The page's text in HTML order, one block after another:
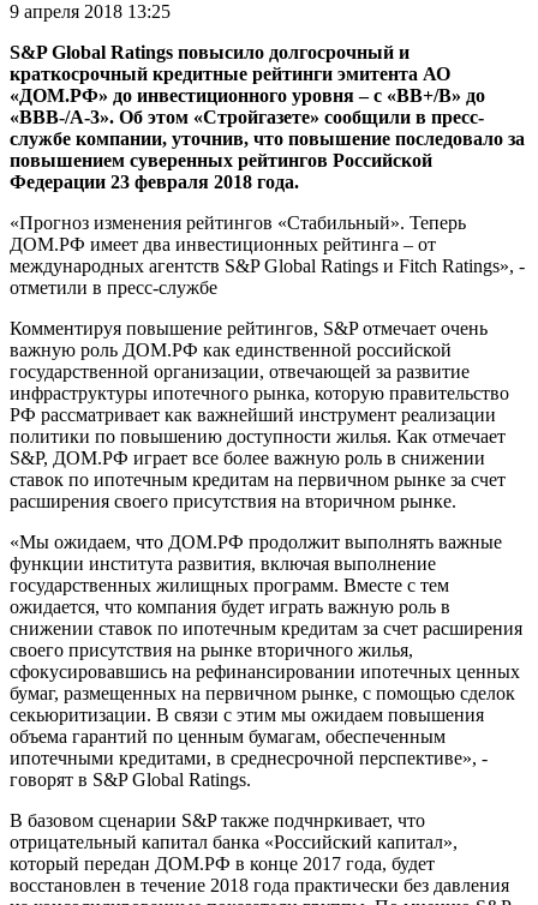
9 апреля 2018 13:25
S&P Global Ratings повысило долгосрочный и
краткосрочный кредитные рейтинги эмитента АО
«ДОМ.РФ» до инвестиционного уровня – с «BB+/B» до
«BBB-/A-3». Об этом «Стройгазете» сообщили в пресс-
службе компании, уточнив, что повышение последовало за
повышением суверенных рейтингов Российской
Федерации 23 февраля 2018 года.
«Прогноз изменения рейтингов «Стабильный». Теперь
ДОМ.РФ имеет два инвестиционных рейтинга – от
международных агентств S&P Global Ratings и Fitch Ratings», -
отметили в пресс-службе
Комментируя повышение рейтингов, S&P отмечает очень
важную роль ДОМ.РФ как единственной российской
государственной организации, отвечающей за развитие
инфраструктуры ипотечного рынка, которую правительство
РФ рассматривает как важнейший инструмент реализации
политики по повышению доступности жилья. Как отмечает
S&P, ДОМ.РФ играет все более важную роль в снижении
ставок по ипотечным кредитам на первичном рынке за счет
расширения своего присутствия на вторичном рынке.
«Мы ожидаем, что ДОМ.РФ продолжит выполнять важные
функции института развития, включая выполнение
государственных жилищных программ. Вместе с тем
ожидается, что компания будет играть важную роль в
снижении ставок по ипотечным кредитам за счет расширения
своего присутствия на рынке вторичного жилья,
сфокусировавшись на рефинансировании ипотечных ценных
бумаг, размещенных на первичном рынке, с помощью сделок
секьюритизации. В связи с этим мы ожидаем повышения
объема гарантий по ценным бумагам, обеспеченным
ипотечными кредитами, в среднесрочной перспективе», -
говорят в S&P Global Ratings.
В базовом сценарии S&P также подчнркивает, что
отрицательный капитал банка «Российский капитал»,
который передан ДОМ.РФ в конце 2017 года, будет
восстановлен в течение 2018 года практически без давления